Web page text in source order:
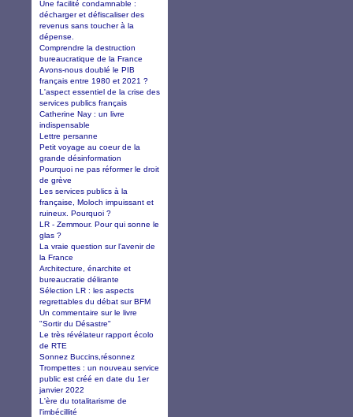
Une facilité condamnable :
décharger et défiscaliser des
revenus sans toucher à la
dépense.
Comprendre la destruction
bureaucratique de la France
Avons-nous doublé le PIB
français entre 1980 et 2021 ?
L'aspect essentiel de la crise des
services publics français
Catherine Nay : un livre
indispensable
Lettre persanne
Petit voyage au coeur de la
grande désinformation
Pourquoi ne pas réformer le droit
de grève
Les services publics à la
française, Moloch impuissant et
ruineux. Pourquoi ?
LR - Zemmour. Pour qui sonne le
glas ?
La vraie question sur l'avenir de
la France
Architecture, énarchite et
bureaucratie délirante
Sélection LR : les aspects
regrettables du débat sur BFM
Un commentaire sur le livre
"Sortir du Désastre"
Le très révélateur rapport écolo
de RTE
Sonnez Buccins,résonnez
Trompettes : un nouveau service
public est créé en date du 1er
janvier 2022
L'ère du totalitarisme de
l'imbécillité